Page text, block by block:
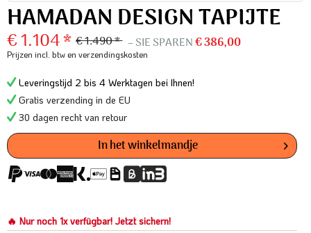
HAMADAN DESIGN TAPIJTE
€ 1.104 * € 1.490 * – SIE SPAREN€ 386,00
Prijzen incl. btwen verzendingskosten
Leveringstijd 2 bis 4 Werktagen bei Ihnen!
Gratis verzending in de EU
30 dagen recht van retour
In het winkelmandje
🔥 Nur noch 1x verfügbar! Jetzt sichern!